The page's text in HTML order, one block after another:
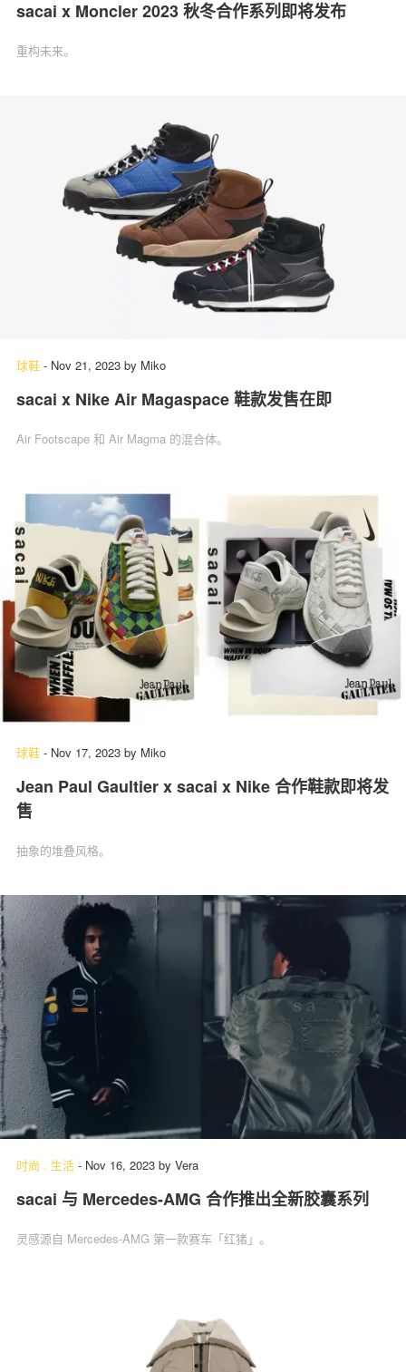
sacai x Moncler 2023 秋冬合作系列即将发布
重构未来。
球鞋 - Nov 21, 2023 by Miko
sacai x Nike Air Magaspace 鞋款发售在即
Air Footscape 和 Air Magma 的混合体。
球鞋 - Nov 17, 2023 by Miko
Jean Paul Gaultier x sacai x Nike 合作鞋款即将发
售
抽象的堆叠风格。
时尚 . 生活 - Nov 16, 2023 by Vera
sacai 与 Mercedes-AMG 合作推出全新胶囊系列
灵感源自 Mercedes-AMG 第一款赛车「红猪」。